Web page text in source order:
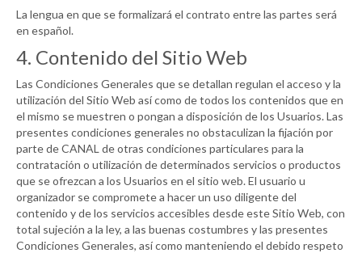
La lengua en que se formalizará el contrato entre las partes será
en español.
4. Contenido del Sitio Web
Las Condiciones Generales que se detallan regulan el acceso y la
utilización del Sitio Web así como de todos los contenidos que en
el mismo se muestren o pongan a disposición de los Usuarios. Las
presentes condiciones generales no obstaculizan la fijación por
parte deCANAL de otras condiciones particulares para la
contratación o utilización de determinados servicios o productos
que se ofrezcan a los Usuarios en el sitio web. El usuario u
organizador se compromete a hacer un uso diligente del
contenido y de los servicios accesibles desde este Sitio Web, con
total sujeción a la ley, a las buenas costumbres y las presentes
Condiciones Generales, así como manteniendo el debido respeto